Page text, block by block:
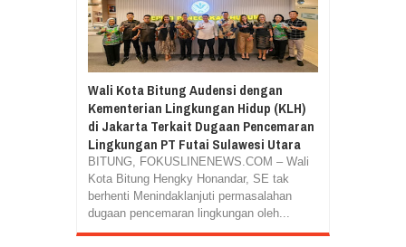
Wali Kota Bitung Audensi dengan
Kementerian Lingkungan Hidup (KLH)
di Jakarta Terkait Dugaan Pencemaran
Lingkungan PT Futai Sulawesi Utara
BITUNG, FOKUSLINENEWS.COM – Wali
Kota Bitung Hengky Honandar, SE tak
berhenti Menindaklanjuti permasalahan
dugaan pencemaran lingkungan oleh...